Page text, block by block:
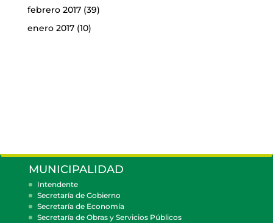
febrero 2017(39)
enero 2017(10)
MUNICIPALIDAD
Intendente
Secretaría de Gobierno
Secretaría de Economía
Secretaría de Obras y Servicios Públicos